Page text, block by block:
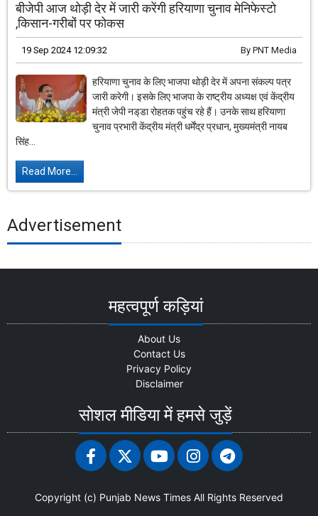
बीजेपी आज थोड़ी देर में जारी करेंगी हरियाणा चुनाव मेनिफेस्टो
,किसान-गरीबों पर फोकस
19 Sep 2024 12:09:32 By PNT Media
हरियाणा चुनाव के लिए भाजपा थोड़ी देर में अपना संकल्प पत्र
जारी करेगी। इसके लिए भाजपा के राष्ट्रीय अध्यक्ष एवं केंद्रीय
मंत्री जेपी नड्‌डा रोहतक पहुंच रहे हैं। उनके साथ हरियाणा
चुनाव प्रभारी केंद्रीय मंत्री धर्मेंद्र प्रधान, मुख्यमंत्री नायब
सिंह...
Read More...
Advertisement
महत्वपूर्ण कड़ियां
About Us
Contact Us
Privacy Policy
Disclaimer
सोशल मीडिया में हमसे जुड़ें
Copyright (c) Punjab News Times All Rights Reserved